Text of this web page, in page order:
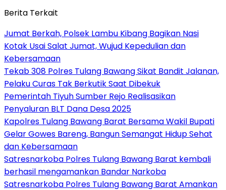
Berita Terkait
Jumat Berkah, Polsek Lambu Kibang Bagikan Nasi
Kotak Usai Salat Jumat, Wujud Kepedulian dan
Kebersamaan
Tekab 308 Polres Tulang Bawang Sikat Bandit Jalanan,
Pelaku Curas Tak Berkutik Saat Dibekuk
Pemerintah Tiyuh Sumber Rejo Realisasikan
Penyaluran BLT Dana Desa 2025
Kapolres Tulang Bawang Barat Bersama Wakil Bupati
Gelar Gowes Bareng, Bangun Semangat Hidup Sehat
dan Kebersamaan
Satresnarkoba Polres Tulang Bawang Barat kembali
berhasil mengamankan Bandar Narkoba
Satresnarkoba Polres Tulang Bawang Barat Amankan